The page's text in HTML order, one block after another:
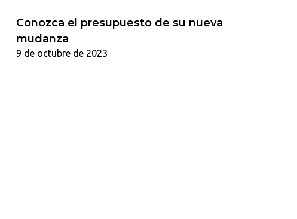
Conozca el presupuesto de su nueva
mudanza
9 de octubre de 2023